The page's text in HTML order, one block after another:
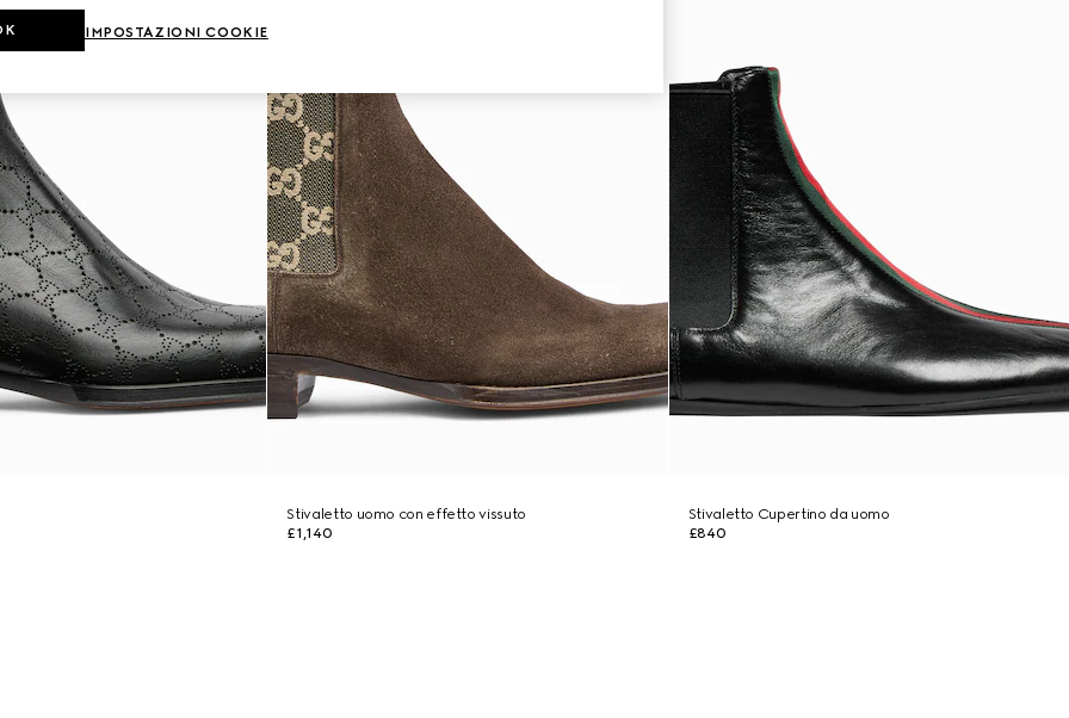
Stivaletto uomo con effetto vissuto
£1,140
Stivaletto Cupertino da uomo
£840
IMPOSTAZIONI COOKIE